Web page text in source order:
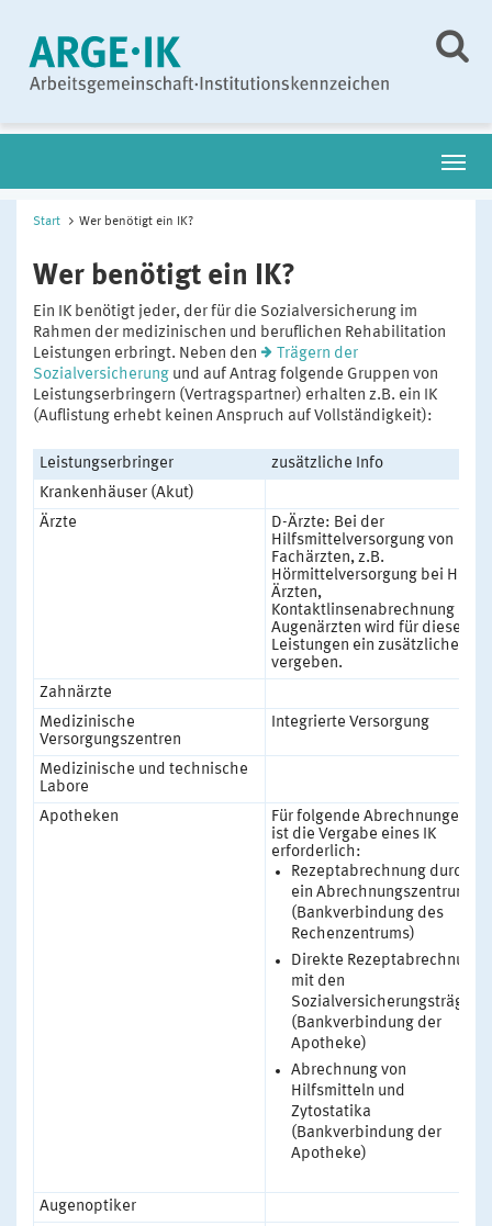
Start Wer benötigt ein IK?
Wer benötigt ein IK?
Ein IK benötigt jeder, der für die Sozialversicherung im
Rahmen der medizinischen und beruflichen Rehabilitation
Leistungen erbringt. Neben den
Trägern der
Sozialversicherung und auf Antrag folgende Gruppen von
Leistungserbringern (Vertragspartner) erhalten z.B. ein IK
(Auflistung erhebt keinen Anspruch auf Vollständigkeit):
Leistungserbringer
zusätzliche Info
Krankenhäuser (Akut)
Ärzte
D-Ärzte: Bei der
Hilfsmittelversorgung von
Fachärzten, z.B.
Hörmittelversorgung bei HNO-
Ärzten,
Kontaktlinsenabrechnung bei
Augenärzten wird für diese
Leistungen ein zusätzliches IK
vergeben.
Zahnärzte
Medizinische
Versorgungszentren
Integrierte Versorgung
Medizinische und technische
Labore
Apotheken
Für folgende Abrechnungen
ist die Vergabe eines IK
erforderlich:
Rezeptabrechnung durch
ein Abrechnungszentrum
(Bankverbindung des
Rechenzentrums)
Direkte Rezeptabrechnung
mit den
Sozialversicherungsträgern
(Bankverbindung der
Apotheke)
Abrechnung von
Hilfsmitteln und
Zytostatika
(Bankverbindung der
Apotheke)
Augenoptiker